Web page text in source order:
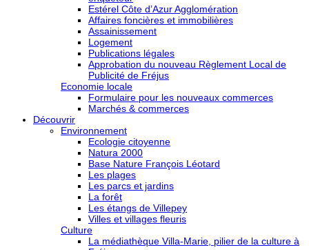
Estérel Côte d’Azur Agglomération
Affaires foncières et immobilières
Assainissement
Logement
Publications légales
Approbation du nouveau Règlement Local de
Publicité de Fréjus
Economie locale
Formulaire pour les nouveaux commerces
Marchés & commerces
Découvrir
Environnement
Ecologie citoyenne
Natura 2000
Base Nature François Léotard
Les plages
Les parcs et jardins
La forêt
Les étangs de Villepey
Villes et villages fleuris
Culture
La médiathèque Villa-Marie, pilier de la culture à